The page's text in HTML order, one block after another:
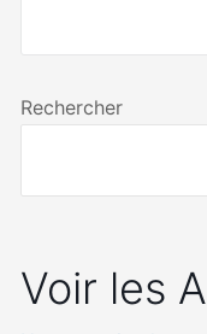
Rechercher
Voir les